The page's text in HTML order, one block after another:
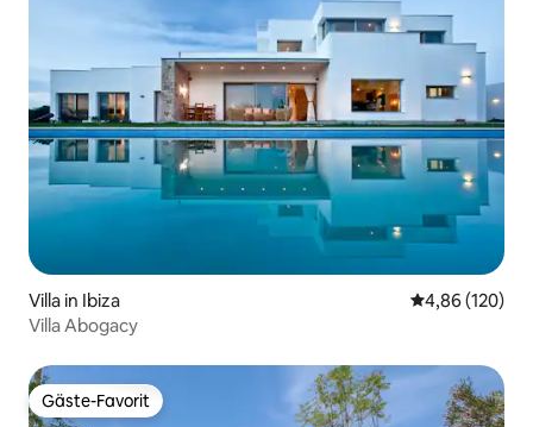
Villa in Ibiza
4,86 (120)
Villa Abogacy
Gäste-Favorit
Gäste-Favorit